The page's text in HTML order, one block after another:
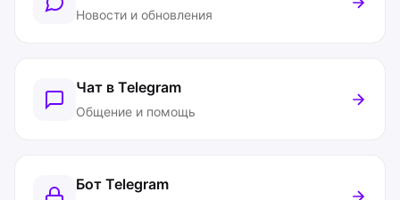
Новости и обновления
Чат в Telegram
Общение и помощь
Бот Telegram